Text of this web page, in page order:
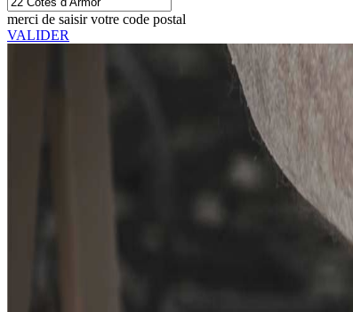
merci de saisir votre code postal
VALIDER